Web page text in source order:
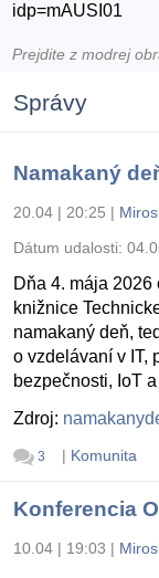
idp=mAUSI01
Prejdite z modrej
Správy
Namakaný
20.04 | 20:25 |
Dátum udalosti:
Dňa 4. mája
knižnice
namakaný deň,
o vzdelávaní v IT,
bezpečnosti, IoT
Zdroj:
3 | Komunita
Konferencia
10.04 | 19:03 |